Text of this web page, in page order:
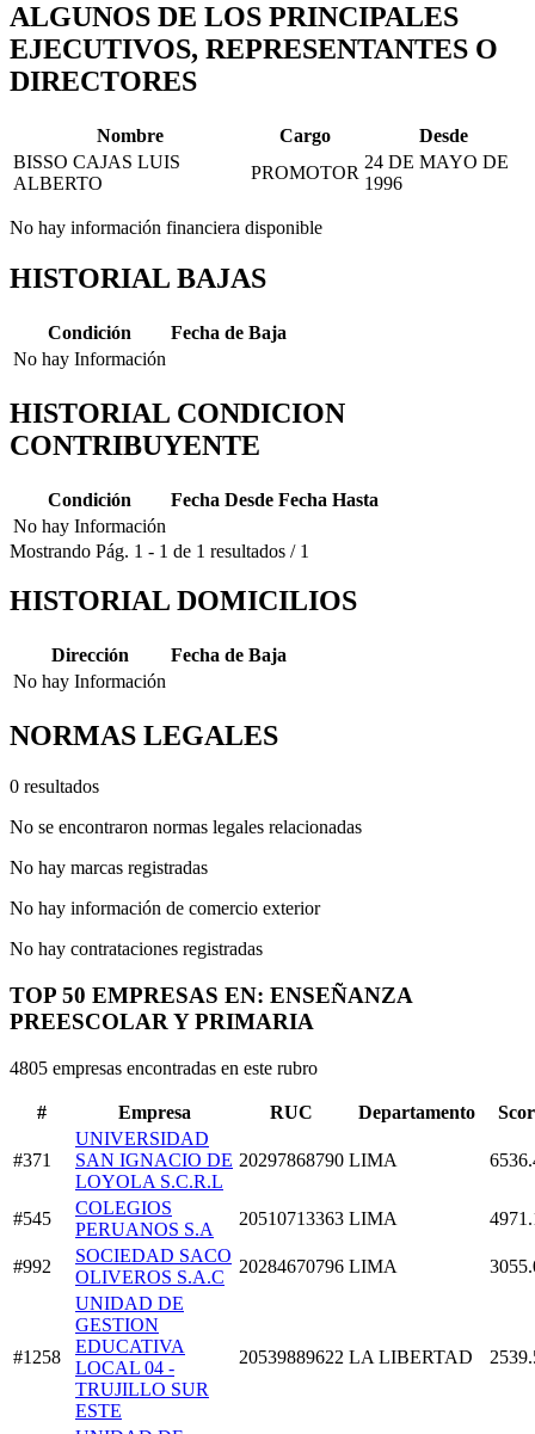
ALGUNOS DE LOS PRINCIPALES
EJECUTIVOS, REPRESENTANTES O
DIRECTORES
Nombre Cargo
Desde
BISSO CAJAS LUIS
ALBERTO
PROMOTOR
24 DE MAYO DE
1996
No hay información financiera disponible
HISTORIAL BAJAS
Condición
Fecha de Baja
No hay Información
HISTORIAL CONDICION
CONTRIBUYENTE
Condición Fecha Desde Fecha Hasta
No hay Información
Mostrando Pág. 1 - 1 de 1 resultados / 1
HISTORIAL DOMICILIOS
Dirección
Fecha de Baja
No hay Información
NORMAS LEGALES
0 resultados
No se encontraron normas legales relacionadas
No hay marcas registradas
No hay información de comercio exterior
No hay contrataciones registradas
TOP 50 EMPRESAS EN: ENSEÑANZA
PREESCOLAR Y PRIMARIA
4805 empresas encontradas en este rubro
# Empresa RUC Departamento
#371
UNIVERSIDAD
SAN IGNACIO DE
LOYOLA S.C.R.L
20297868790 LIMA
#545
COLEGIOS
PERUANOS S.A
20510713363 LIMA
#992
SOCIEDAD SACO
OLIVEROS S.A.C
20284670796 LIMA
#1258
UNIDAD DE
GESTION
EDUCATIVA
LOCAL 04 -
TRUJILLO SUR
ESTE
20539889622 LA LIBERTAD